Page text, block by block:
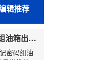
喷射系统的
总成。泵
总成，该总
燃油执行
器组成。
。控制阀
辑推荐
怎生防范柴油发电机组油箱出现漏油情况？
密码组油